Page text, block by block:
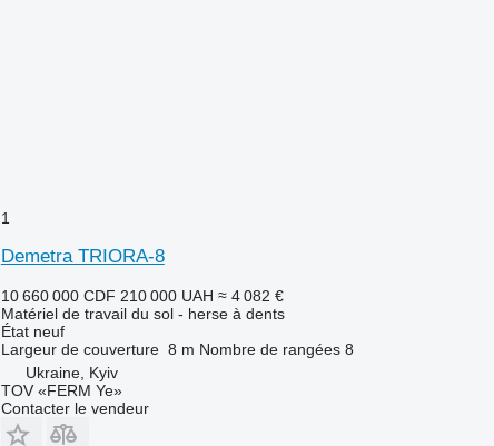
1
Demetra TRIORA-8
10 660 000 CDF 210 000 UAH ≈ 4 082 €
Matériel de travail du sol - herse à dents
Étatneuf
Largeur de couverture 8 m Nombre de rangées 8
Ukraine, Kyiv
TOV «FERM Ye»
Contacter le vendeur